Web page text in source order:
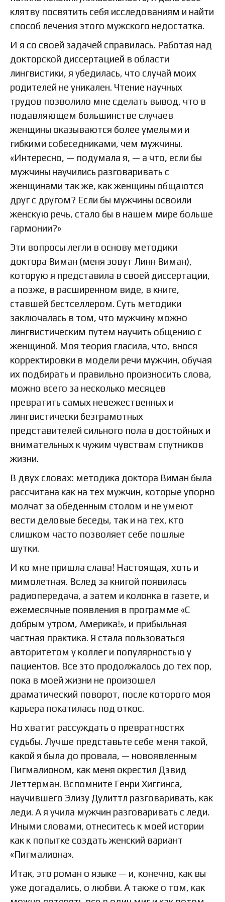
клятву посвятить себя исследованиям и найти
способ лечения этого мужского недостатка.
И я со своей задачей справилась. Работая над
докторской диссертацией в области
лингвистики, я убедилась, что случай моих
родителей не уникален. Чтение научных
трудов позволило мне сделать вывод, что в
подавляющем большинстве случаев
женщины оказываются более умелыми и
гибкими собеседниками, чем мужчины.
«Интересно, — подумала я, — а что, если бы
мужчины научились разговаривать с
женщинами так же, как женщины общаются
друг с другом? Если бы мужчины освоили
женскую речь, стало бы в нашем мире больше
гармонии?»
Эти вопросы легли в основу методики
доктора Виман (меня зовут Линн Виман),
которую я представила в своей диссертации,
а позже, в расширенном виде, в книге,
ставшей бестселлером. Суть методики
заключалась в том, что мужчину можно
лингвистическим путем научить общению с
женщиной. Моя теория гласила, что, внося
корректировки в модели речи мужчин, обучая
их подбирать и правильно произносить слова,
можно всего за несколько месяцев
превратить самых невежественных и
лингвистически безграмотных
представителей сильного пола в достойных и
внимательных к чужим чувствам спутников
жизни.
В двух словах: методика доктора Виман была
рассчитана как на тех мужчин, которые упорно
молчат за обеденным столом и не умеют
вести деловые беседы, так и на тех, кто
слишком часто позволяет себе пошлые
шутки.
И ко мне пришла слава! Настоящая, хоть и
мимолетная. Вслед за книгой появилась
радиопередача, а затем и колонка в газете, и
ежемесячные появления в программе «С
добрым утром, Америка!», и прибыльная
частная практика. Я стала пользоваться
авторитетом у коллег и популярностью у
пациентов. Все это продолжалось до тех пор,
пока в моей жизни не произошел
драматический поворот, после которого моя
карьера покатилась под откос.
Но хватит рассуждать о превратностях
судьбы. Лучше представьте себе меня такой,
какой я была до провала, — новоявленным
Пигмалионом, как меня окрестил Дэвид
Леттерман. Вспомните Генри Хиггинса,
научившего Элизу Дулиттл разговаривать, как
леди. А я учила мужчин разговаривать с леди.
Иными словами, отнеситесь к моей истории
как к попытке создать женский вариант
«Пигмалиона».
Итак, это роман о языке — и, конечно, как вы
уже догадались, о любви. А также о том, как